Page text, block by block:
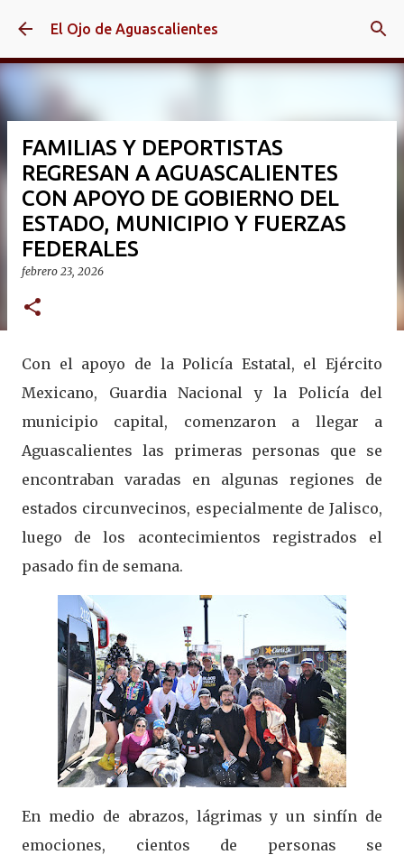
Ir al contenido principal
El Ojo de Aguascalientes
FAMILIAS Y DEPORTISTAS
REGRESAN A AGUASCALIENTES
CON APOYO DE GOBIERNO DEL
ESTADO, MUNICIPIO Y FUERZAS
FEDERALES
febrero 23, 2026
Con el apoyo de la Policía Estatal, el Ejército
Mexicano, Guardia Nacional y la Policía del
municipio capital, comenzaron a llegar a
Aguascalientes las primeras personas que se
encontraban varadas en algunas regiones de
estados circunvecinos, especialmente de Jalisco,
luego de los acontecimientos registrados el
pasado fin de semana.
En medio de abrazos, lágrimas y un sinfín de
emociones, cientos de personas se